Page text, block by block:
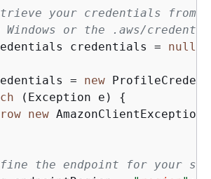
your credentials from
or the .aws/
credentials =
null
=
new
(Exception e) {
new AmazonClientException(
the endpoint for your